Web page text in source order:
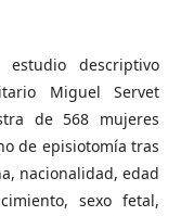
descriptivo
Miguel Servet
de 568 mujeres
de episiotomía tras
nacionalidad, edad
sexo fetal,